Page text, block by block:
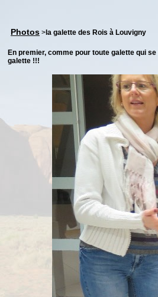
Photos > la galette des Rois à Louvigny
En premier, comme pour toute galette qui
galette !!!